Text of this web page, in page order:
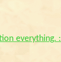
everything. :